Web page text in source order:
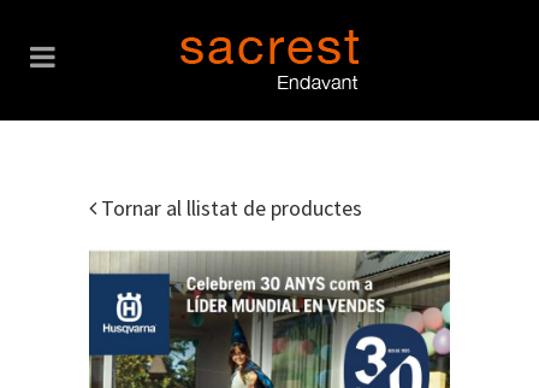
Tornar al llistat de productes